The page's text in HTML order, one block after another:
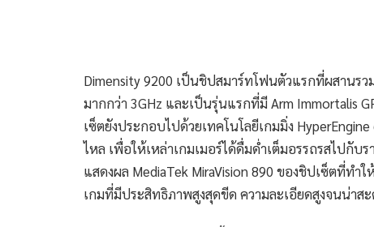
Dimensity 9200 เป็นชิปสมาร์ทโฟนตัวแรกที่ผสานร
มากกว่า 3GHz และเป็นรุ่นแรกที่มี Arm Immortalis
เซ็ตยังประกอบไปด้วยเทคโนโลยีเกมมิ่ง
ไหล เพื่อให้เหล่าเกมเมอร์ได้ดื่มด่ำเต็มอรรถรสไปกั
แสดงผล MediaTek MiraVision 890 ของชิปเซ็ตที่ทำ
เกมที่มีประสิทธิภาพสูงสุดขีด ความละเอียดสูงจนน่า